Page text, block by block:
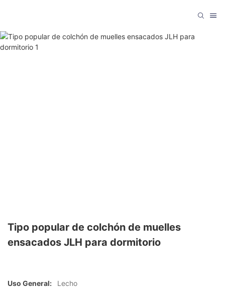
Tipo popular de colchón de muelles
ensacados JLH para dormitorio
Uso General:
Lecho